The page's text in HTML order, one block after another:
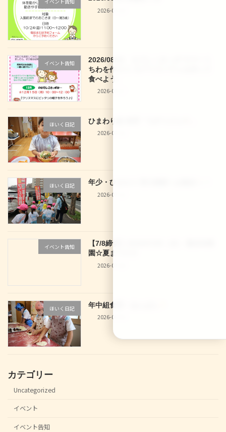
2026-07-30
イベント告知
2026/08/03 なでしこきっず サマーう
ちわを作ろう♪＆アイスパフェを作って
食べよう♪
2026-07-27
ほいく日記 ひまわり組 食育「七夕うどん
2026-07-10
ほいく日記 年少・ひまわり 西大路駅へお散歩
2026-07-10
イベント告知
【7/8締切】2026/07/29（水） 龍谷幼稚
園☆夏まつり☆
2026-07-04
ほいく日記
年中組食育！あんぱん
2026-06-30
カテゴリー
Uncategorized
イベント
イベント告知